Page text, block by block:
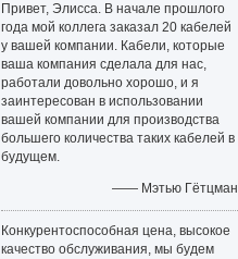
Привет, Элисса. В начале прошлого
года мой коллега заказал 20 кабелей
у вашей компании. Кабели, которые
ваша компания сделала для нас,
работали довольно хорошо, и я
заинтересован в использовании
вашей компании для производства
большего количества таких кабелей в
будущем.
—— Мэтью Гётцман
Конкурентоспособная цена, высокое
качество обслуживания, мы будем